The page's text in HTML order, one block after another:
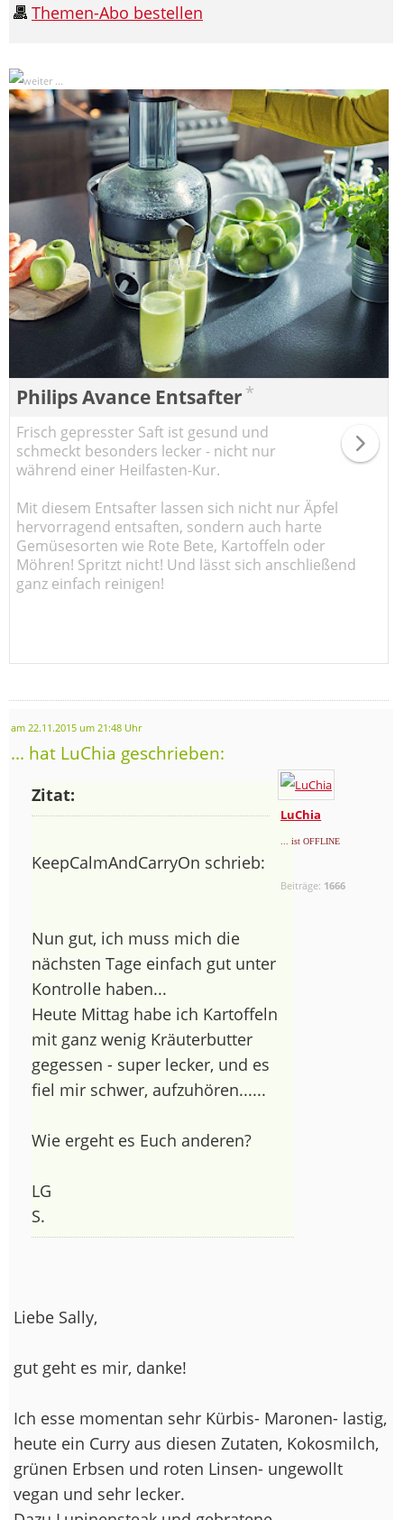
Themen-Abo bestellen
Philips Avance Entsafter *
Frisch gepresster Saft ist gesund und
schmeckt besonders lecker - nicht nur
während einer Heilfasten-Kur.
Mit diesem Entsafter lassen sich nicht nur Äpfel
hervorragend entsaften, sondern auch harte
Gemüsesorten wie Rote Bete, Kartoffeln oder
Möhren! Spritzt nicht! Und lässt sich anschließend
ganz einfach reinigen!
am 22.11.2015 um 21:48 Uhr
... hat LuChia geschrieben:
LuChia
... ist OFFLINE
Beiträge: 1666
Zitat:
KeepCalmAndCarryOn schrieb:
Nun gut, ich muss mich die
nächsten Tage einfach gut unter
Kontrolle haben...
Heute Mittag habe ich Kartoffeln
mit ganz wenig Kräuterbutter
gegessen - super lecker, und es
fiel mir schwer, aufzuhören......
Wie ergeht es Euch anderen?
LG
S.
Liebe Sally,
gut geht es mir, danke!
Ich esse momentan sehr Kürbis- Maronen- lastig,
heute ein Curry aus diesen Zutaten, Kokosmilch,
grünen Erbsen und roten Linsen- ungewollt
vegan und sehr lecker.